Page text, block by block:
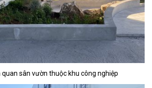
quan sân vườn thuộc khu công nghiệp